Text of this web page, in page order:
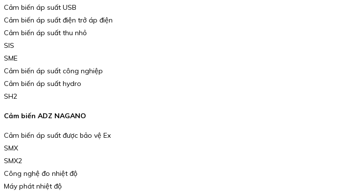
Cảm biến áp suất USB
Cảm biến áp suất điện trở áp điện
Cảm biến áp suất thu nhỏ
SIS
SME
Cảm biến áp suất công nghiệp
Cảm biến áp suất hydro
SH2
Cảm biến ADZ NAGANO
Cảm biến áp suất được bảo vệ Ex
SMX
SMX2
Công nghệ đo nhiệt độ
Máy phát nhiệt độ